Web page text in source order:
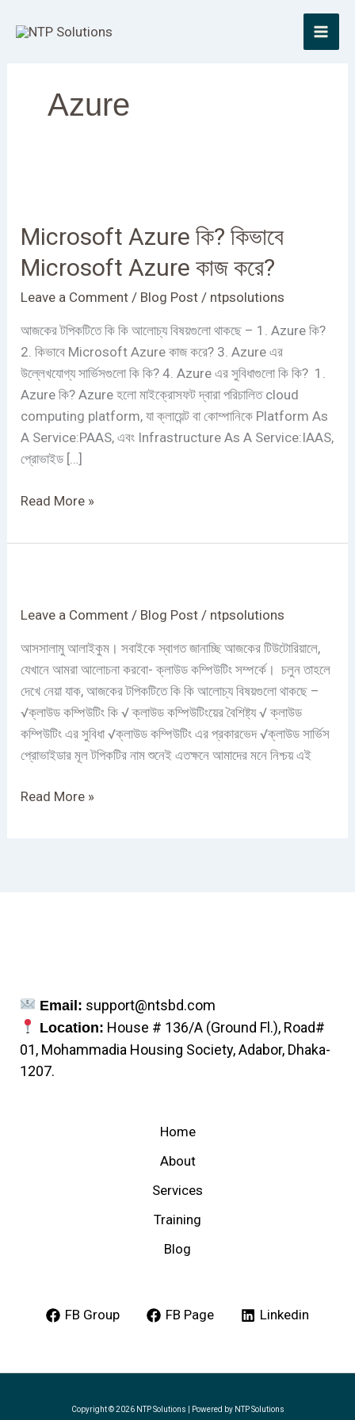
Azure
Microsoft Azure কি? কিভাবে
Microsoft Azure কাজ করে?
Leave a Comment / Blog Post / ntpsolutions
আজকের টপিকটিতে কি কি আলোচ্য বিষয়গুলো থাকছে – 1. Azure কি?
2. কিভাবে Microsoft Azure কাজ করে? 3. Azure এর
উল্লেখযোগ্য সার্ভিসগুলো কি কি? 4. Azure এর সুবিধাগুলো কি কি? 1.
Azure কি? Azure হলো মাইক্রোসফট দ্বারা পরিচালিত cloud
computing platform, যা ক্লায়েন্ট বা কোম্পানিকে Platform As
A Service:PAAS, এবং Infrastructure As A Service:IAAS,
প্রোভাইড […]
কি?
Microsoft
Azure
করে?
Read More »
Leave a Comment / Blog Post / ntpsolutions
আসসালামু আলাইকুম। সবাইকে স্বাগত জানাচ্ছি আজকের টিউটোরিয়ালে,
যেখানে আমরা আলোচনা করবো- ক্লাউড কম্পিউটিং সম্পর্কে। চলুন তাহলে
দেখে নেয়া যাক, আজকের টপিকটিতে কি কি আলোচ্য বিষয়গুলো থাকছে –
√ক্লাউড কম্পিউটিং কি √ ক্লাউড কম্পিউটিংয়ের বৈশিষ্ট্য √ ক্লাউড
কম্পিউটিং এর সুবিধা √ক্লাউড কম্পিউটিং এর প্রকারভেদ √ক্লাউড সার্ভিস
প্রোভাইডার মূল টপিকটির নাম শুনেই এতক্ষনে আমাদের মনে নিশ্চয় এই
Read More »
Email: support@ntsbd.com
Location: House # 136/A (Ground Fl.), Road#
01, Mohammadia Housing Society, Adabor, Dhaka-
1207.
Home
About
Services
Training
Blog
FB Group FB Page Linkedin
Copyright © 2026 NTP Solutions | Powered by NTP Solutions